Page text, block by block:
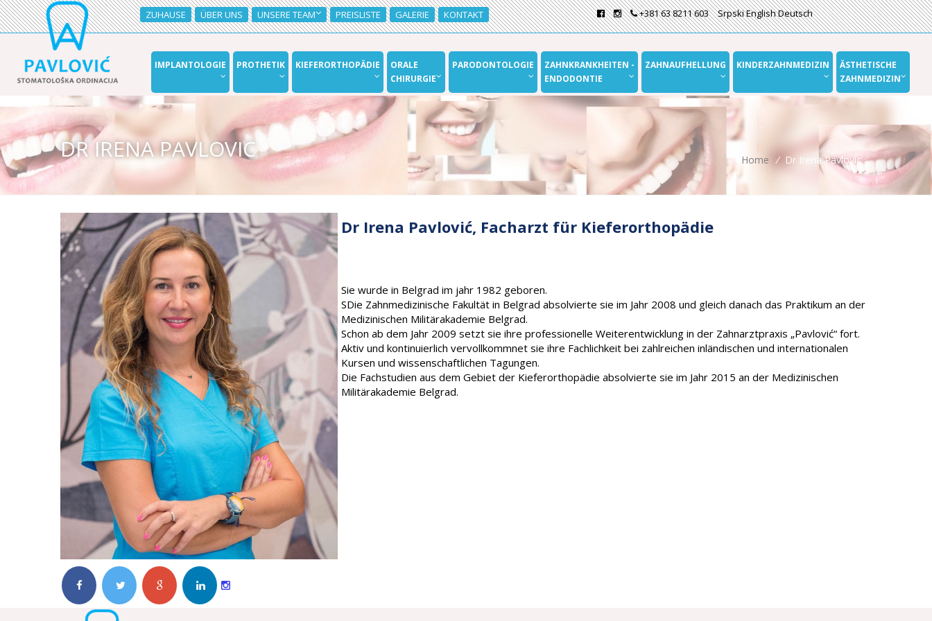
ZUHAUSE ÜBER UNS UNSERE TEAM PREISLISTE GALERIE KONTAKT +381 63 8211 603 SrpskiEnglishDeutsch
IMPLANTOLOGIE PROTHETIK KIEFERORTHOPÄDIE
ORALE
CHIRURGIE
PARODONTOLOGIE
ZAHNKRANKHEITEN -
ENDODONTIE
ZAHNAUFHELLUNG KINDERZAHNMEDIZIN
ÄSTHETISCHE
ZAHNMEDIZIN
DR IRENA PAVLOVIC Home / Dr Irena Pavlovic
Dr Irena Pavlović, Facharzt für Kieferorthopädie
Sie wurde in Belgrad im jahr 1982 geboren.
SDie Zahnmedizinische Fakultät in Belgrad absolvierte sie im Jahr 2008 und gleich danach das Praktikum an der
Medizinischen Militärakademie Belgrad.
Schon ab dem Jahr 2009 setzt sie ihre professionelle Weiterentwicklung in der Zahnarztpraxis „Pavlović“ fort.
Aktiv und kontinuierlich vervollkommnet sie ihre Fachlichkeit bei zahlreichen inländischen und internationalen
Kursen und wissenschaftlichen Tagungen.
Die Fachstudien aus dem Gebiet der Kieferorthopädie absolvierte sie im Jahr 2015 an der Medizinischen
Militärakademie Belgrad.